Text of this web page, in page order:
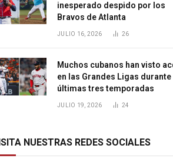
inesperado despido por los
Bravos de Atlanta
JULIO 16, 2026 26
Muchos cubanos han visto
en las Grandes Ligas durante
últimas tres temporadas
JULIO 19, 2026 24
NUESTRAS REDES SOCIALES